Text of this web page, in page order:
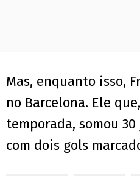
Mas, enquanto isso,
no Barcelona. Ele
temporada, somou
com dois gols